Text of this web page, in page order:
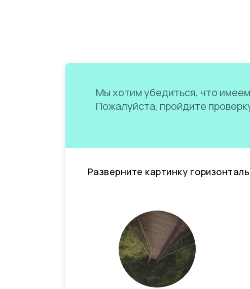
Мы хотим убедиться, что
Пожалуйста, пройдите
Разверните картинку